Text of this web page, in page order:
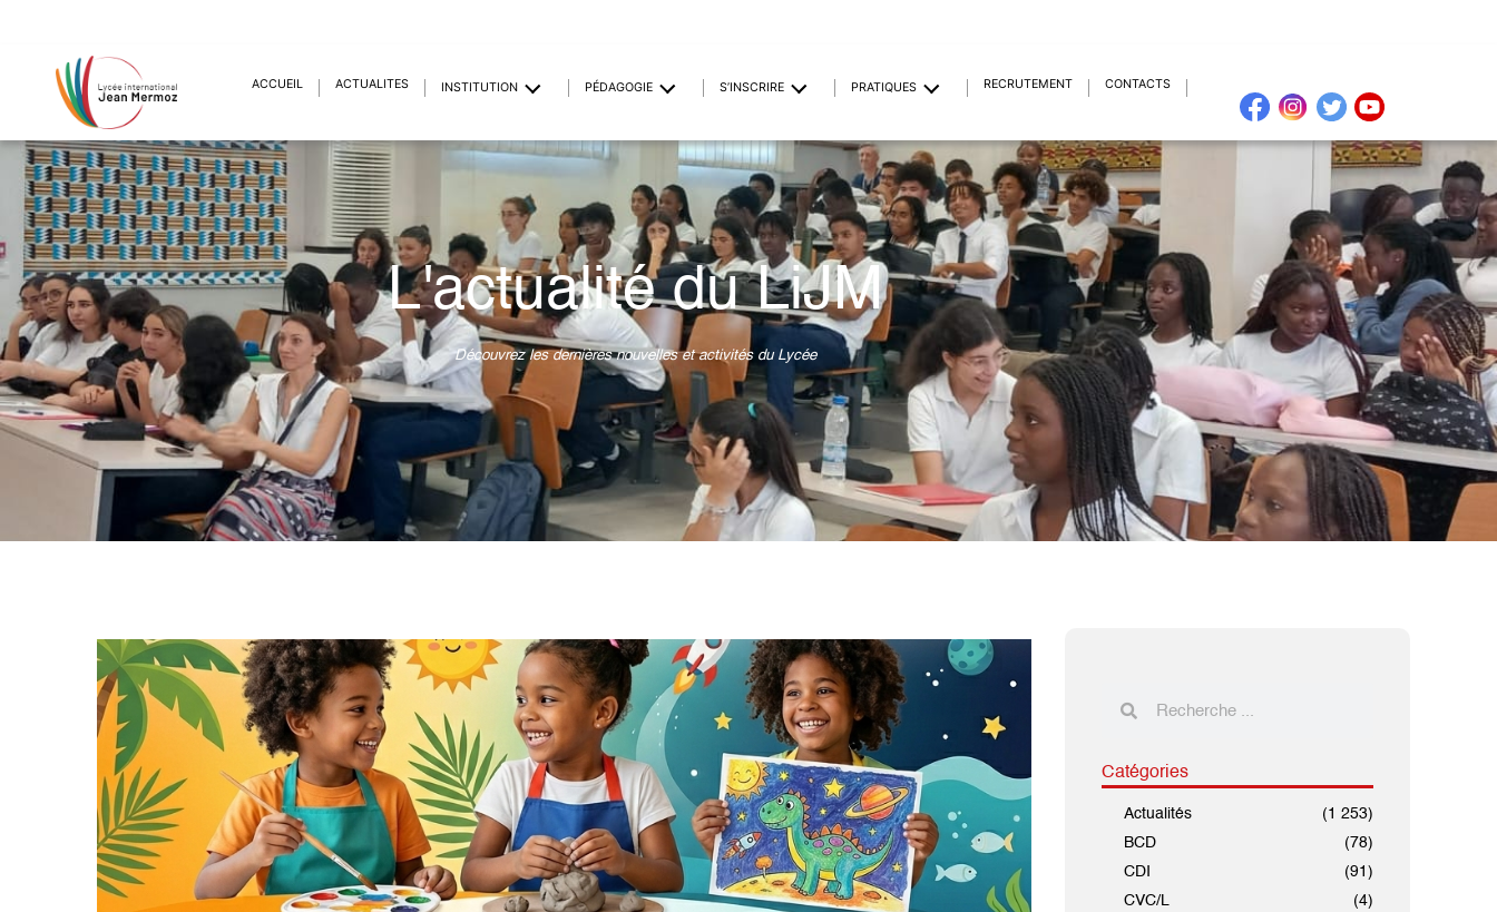
ACCUEIL ACTUALITÉS INSTITUTION PÉDAGOGIE S’INSCRIRE PRATIQUES RECRUTEMENT CONTACTS
L'actualité du LiJM
Découvrez les dernières nouvelles et activités du Lycée
Catégories
Actualités
(1 253)
BCD
(78)
CDI
(91)
CVC/L
(4)